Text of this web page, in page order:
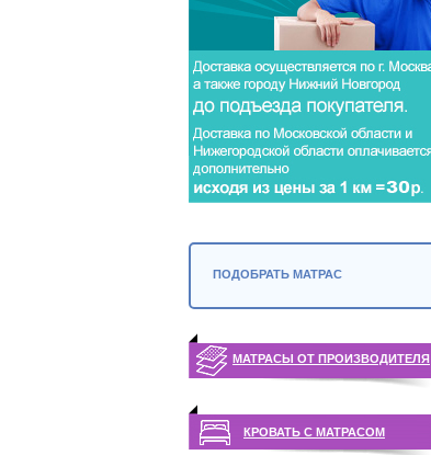
ПОДОБРАТЬ МАТРАС
МАТРАСЫ ОТ ПРОИЗВОДИТЕЛЯ
КРОВАТЬ С МАТРАСОМ